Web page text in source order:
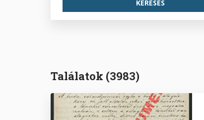
Találatok (3983)